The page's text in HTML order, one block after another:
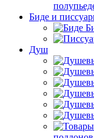
Биде и
Душ